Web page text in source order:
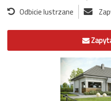
Odbicie lustrzane